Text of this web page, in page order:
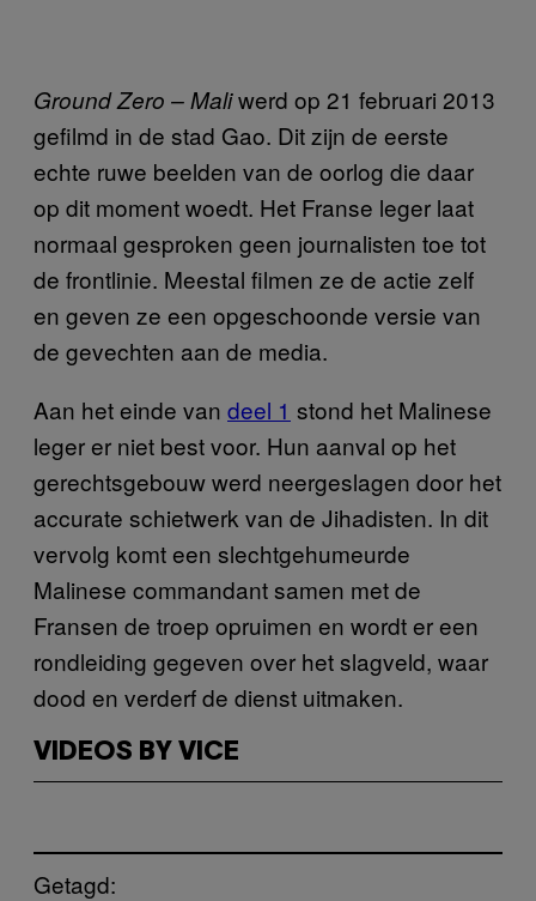
Ground Zero – Maliwerd op 21 februari 2013
gefilmd in de stad Gao. Dit zijn de eerste
echte ruwe beelden van de oorlog die daar
op dit moment woedt. Het Franse leger laat
normaal gesproken geen journalisten toe tot
de frontlinie. Meestal filmen ze de actie zelf
en geven ze een opgeschoonde versie van
de gevechten aan de media.
Aan het einde van deel 1 stond het Malinese
leger er niet best voor. Hun aanval op het
gerechtsgebouw werd neergeslagen door het
accurate schietwerk van de Jihadisten. In dit
vervolg komt een slechtgehumeurde
Malinese commandant samen met de
Fransen de troep opruimen en wordt er een
rondleiding gegeven over het slagveld, waar
dood en verderf de dienst uitmaken.
VIDEOS BY VICE
Getagd: